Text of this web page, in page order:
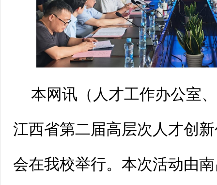
本网讯（ 人才工作办公室
江西省第二届高层次人才创
会在我校举行。本次活动由